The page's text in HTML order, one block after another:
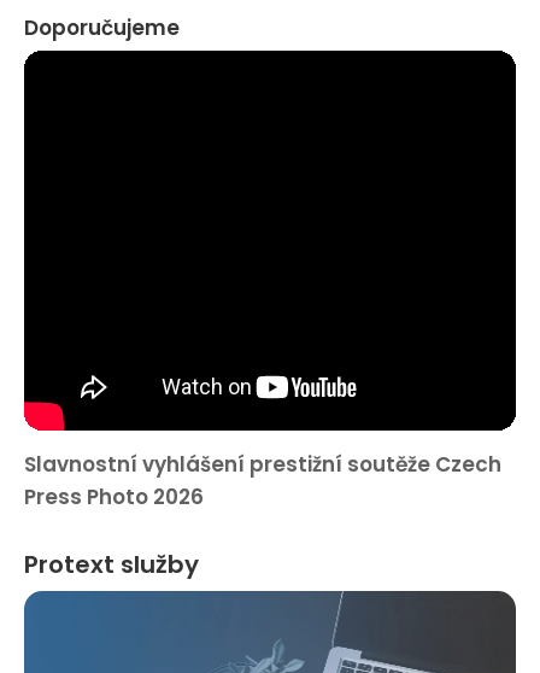
Doporučujeme
Slavnostní vyhlášení prestižní soutěže Czech
Press Photo 2026
Protext služby